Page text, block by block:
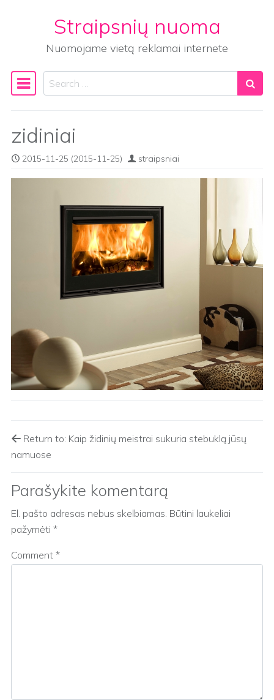
Straipsnių nuoma
Nuomojame vietą reklamai internete
Main Navigation
Search
zidiniai
2015-11-25 (2015-11-25) straipsniai
Return to: Kaip židinių meistrai sukuria stebuklą jūsų
namuose
Parašykite komentarą
El. pašto adresas nebus skelbiamas. Būtini laukeliai
pažymėti *
Comment *